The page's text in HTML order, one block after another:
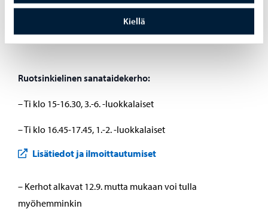
Kiellä
Kirjastonhoitaja, Tapahtumat ja näyttelyt
Ruotsinkielinen sanataidekerho:
– Ti klo 15-16.30, 3.-6. -luokkalaiset
– Ti klo 16.45-17.45, 1.-2. -luokkalaiset
Lisätiedot ja ilmoittautumiset
– Kerhot alkavat 12.9. mutta mukaan voi tulla
myöhemminkin